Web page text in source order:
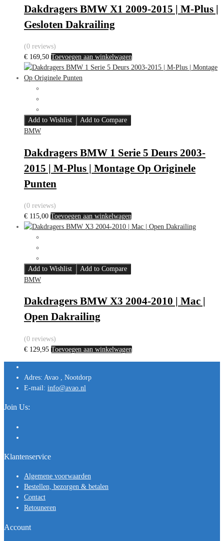
Dakdragers BMW X1 2009-2015 | M-Plus |
Gesloten Dakrailing
(0 reviews)
€ 169,50 Toevoegen aan winkelwagen
Add to Wishlist
Add to Compare
BMW
Dakdragers BMW 1 Serie 5 Deurs 2003-
2015 | M-Plus | Montage Op Originele
Punten
(0 reviews)
€ 115,00 Toevoegen aan winkelwagen
Add to Wishlist
Add to Compare
BMW
Dakdragers BMW X3 2004-2010 | Mac |
Open Dakrailing
(0 reviews)
€ 129,95 Toevoegen aan winkelwagen
Adres: Avao , Nootdorp
E-mail: info@avao.nl
Join Us:
Klantenservice
Algemene voorwaarden
Bestellen, bezorgen & betalen
Contact
Retouneren
Account